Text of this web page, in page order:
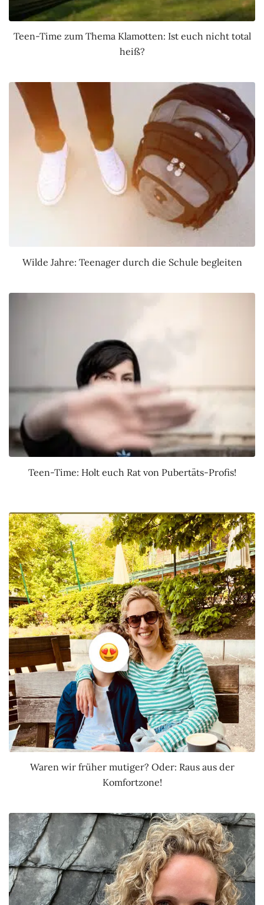
Teen-Time zum Thema Klamotten: Ist euch nicht total
heiß?
Wilde Jahre: Teenager durch die Schule begleiten
Teen-Time: Holt euch Rat von Pubertäts-Profis!
Waren wir früher mutiger? Oder: Raus aus der
Komfortzone!